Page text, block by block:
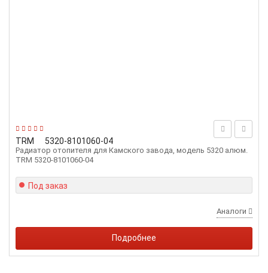
TRM 5320-8101060-04
Радиатор отопителя для Камского завода, модель 5320 алюм.
TRM 5320-8101060-04
Под заказ
Аналоги
Подробнее